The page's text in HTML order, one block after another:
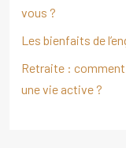
vous ?
Les bienfaits de
Retraite : comment
une vie active ?